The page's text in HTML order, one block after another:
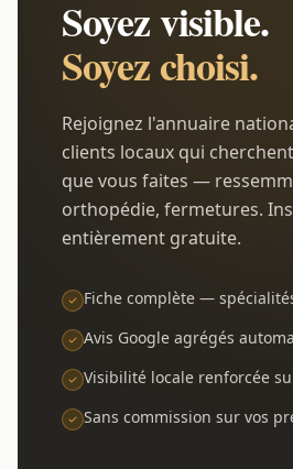
Soyez visible.
Soyez choisi.
Rejoignez l'annuaire
clients locaux qui cherchent
que vous faites —
orthopédie, fermetures.
entièrement gratuite.
Fiche complète —
Avis Google agrégés
Visibilité locale renforcée
Sans commission sur vos